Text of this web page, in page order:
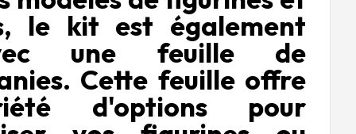
le kit est également
une feuille de
Cette feuille offre
d'options pour